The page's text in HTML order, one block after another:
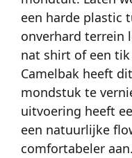
een harde plastic
onverhard terrein
nat shirt of een
Camelbak heeft
mondstuk te
uitvoering heeft
een natuurlijke
comfortabeler